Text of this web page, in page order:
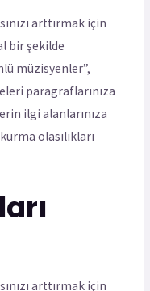
arttırmak için
bir şekilde
müzisyenler”,
paragraflarınıza
ilgi alanlarınıza
olasılıkları
arttırmak için